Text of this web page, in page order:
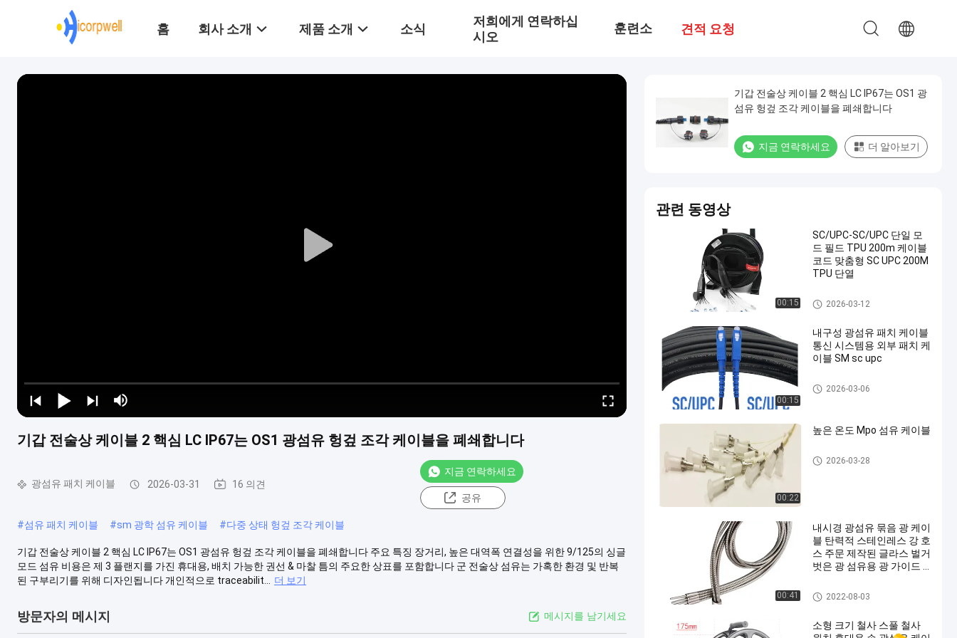
홈 회사 소개 제품 소개 소식
저희에게 연락하십
시오
훈련소 견적 요청
기갑 전술상 케이블 2 핵심 LC IP67는 OS1 광섬유 헝겊 조각 케이블을 폐쇄합니다
광섬유 패치 케이블 2026-03-31 16 의견
지금 연락하세요
공유
#섬유 패치 케이블 #sm 광학 섬유 케이블 #다중 상태 헝겊 조각 케이블
기갑 전술상 케이블 2 핵심 LC IP67는 OS1 광섬유 헝겊 조각 케이블을 폐쇄합니다 주요 특징 장거리, 높은 대역폭 연결성을 위한 9/125의 싱글
모드 섬유 비용은 제 3 플랜지를 가진 휴대용, 배치 가능한 권선 & 마찰 틈의 주요한 상표를 포함합니다 군 전술상 섬유는 가혹한 환경 및 반복
된 구부리기를 위해 디자인됩니다 개인적으로 traceabilit...
더 보기
방문자의 메시지 메시지를 남기세요
기갑 전술상 케이블 2 핵심 LC IP67는 OS1 광
섬유 헝겊 조각 케이블을 폐쇄합니다
지금 연락하세요 더 알아보기
관련 동영상
00:15
SC/UPC-SC/UPC 단일 모
드 필드 TPU 200m 케이블
코드 맞춤형 SC UPC 200M
TPU 단열
광섬유 패치 케이블
2026-03-12
00:15
내구성 광섬유 패치 케이블
통신 시스템용 외부 패치 케
이블 SM sc upc
광섬유 패치 케이블
2026-03-06
00:22
높은 온도 Mpo 섬유 케이블
광섬유 패치 케이블
2026-03-28
00:41
내시경 광섬유 묶음 광 케이
블 탄력적 스테인레스 강 호
스 주문 제작된 글라스 벌거
벗은 광 섬유용 광 가이드 1
벌거벗은 광섬유
2022-08-03
소형 크기 철사 스풀 철사